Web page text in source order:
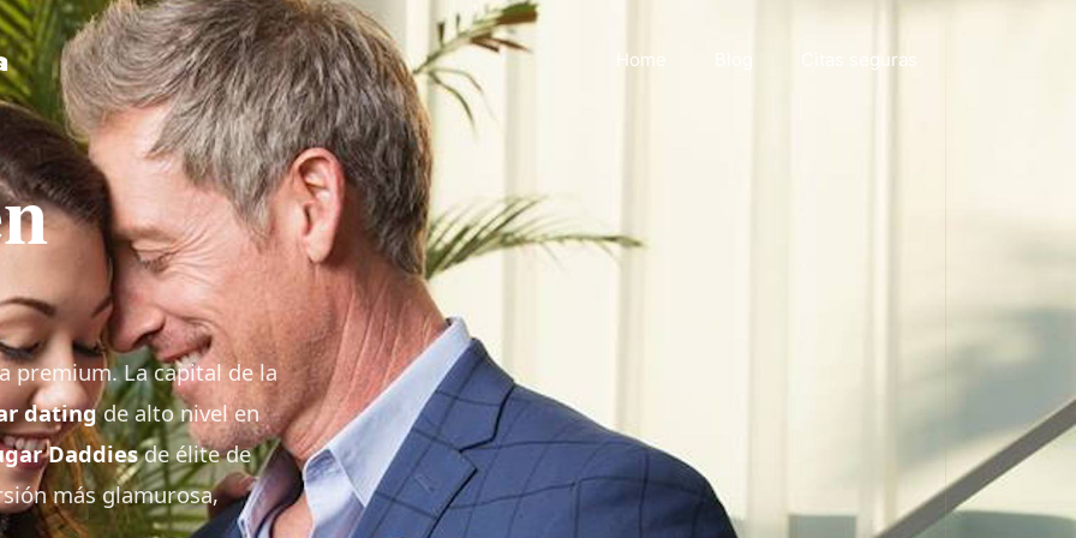
Home Citas seguras
premium. La capital de la
datingde alto nivel en
Daddiesde élite de
más glamurosa,